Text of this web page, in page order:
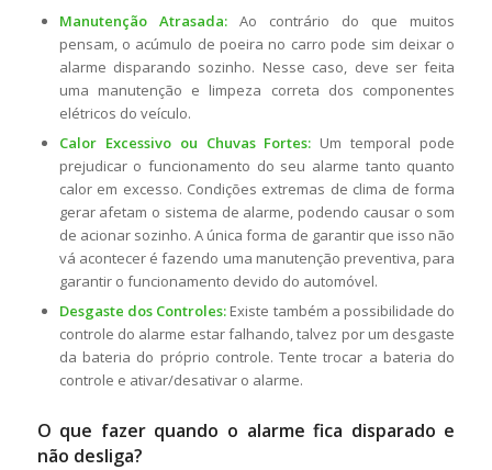
Manutenção Atrasada: Ao contrário do que muitos
pensam, o acúmulo de poeira no carro pode sim deixar o
alarme disparando sozinho. Nesse caso, deve ser feita
uma manutenção e limpeza correta dos componentes
elétricos do veículo.
Calor Excessivo ou Chuvas Fortes: Um temporal pode
prejudicar o funcionamento do seu alarme tanto quanto
calor em excesso. Condições extremas de clima de forma
gerar afetam o sistema de alarme, podendo causar o som
de acionar sozinho. A única forma de garantir que isso não
vá acontecer é fazendo uma manutenção preventiva, para
garantir o funcionamento devido do automóvel.
Desgaste dos Controles: Existe também a possibilidade do
controle do alarme estar falhando, talvez por um desgaste
da bateria do próprio controle. Tente trocar a bateria do
controle e ativar/desativar o alarme.
O que fazer quando o alarme fica disparado e
não desliga?